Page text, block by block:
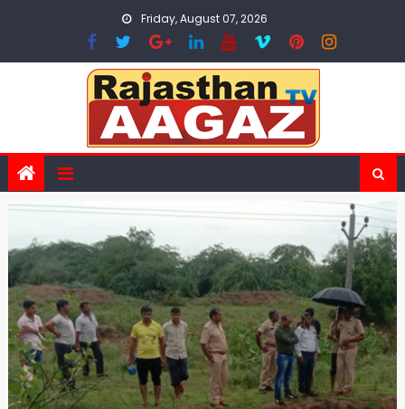
Friday, August 07, 2026